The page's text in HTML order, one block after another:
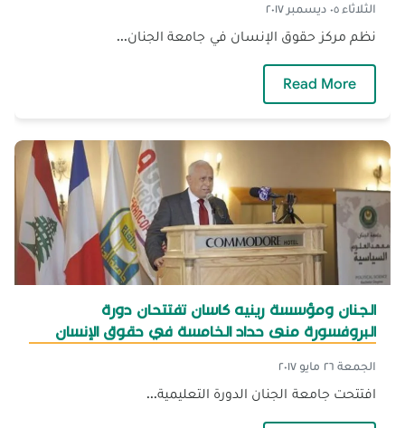
الثلاثاء ٠٥ ديسمبر ٢٠١٧
نظم مركز حقوق الإنسان في جامعة الجنان...
Read More
الجنان ومؤسسة رينيه كاسان تفتتحان دورة
البروفسورة منى حداد الخامسة في حقوق الإنسان
الجمعة ٢٦ مايو ٢٠١٧
افتتحت جامعة الجنان الدورة التعليمية...